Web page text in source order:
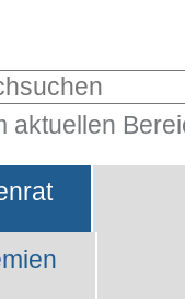
aktuellen